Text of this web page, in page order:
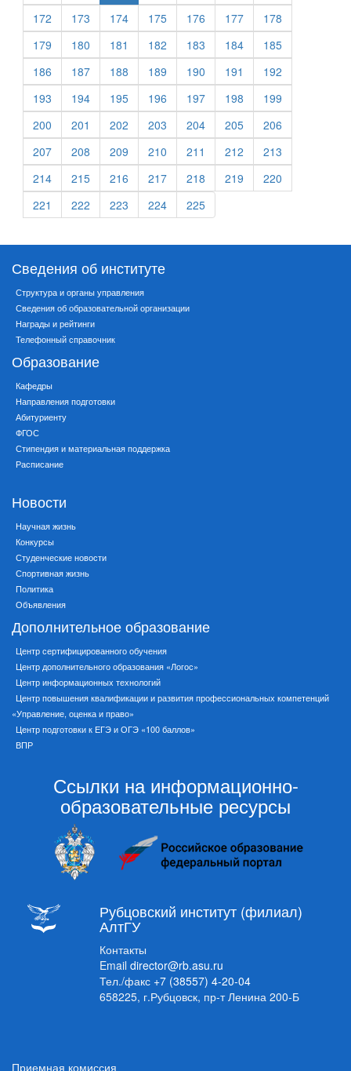
172
173 174 175 176 177
178
179
180 181 182 183 184
185
186
187 188 189 190 191
192
193
194 195 196 197 198
199
200
201 202 203 204 205
206
207
208 209 210 211 212
213
214
215 216 217 218 219
220
221
222 223 224 225
Сведения об институте
Структура и органы управления
Сведения об образовательной организации
Награды и рейтинги
Телефонный справочник
Образование
Кафедры
Направления подготовки
Абитуриенту
ФГОС
Стипендия и материальная поддержка
Расписание
Новости
Научная жизнь
Конкурсы
Студенческие новости
Спортивная жизнь
Политика
Объявления
Дополнительное образование
Центр сертифицированного обучения
Центр дополнительного образования «Логос»
Центр информационных технологий
Центр повышения квалификации и развития профессиональных компетенций
«Управление, оценка и право»
Центр подготовки к ЕГЭ и ОГЭ «100 баллов»
ВПР
Ссылки на информационно-
образовательные ресурсы
Рубцовский институт (филиал)
АлтГУ
Контакты
Email director@rb.asu.ru
Тел./факс +7 (38557) 4-20-04
658225, г.Рубцовск, пр-т Ленина 200-Б
Приемная комиссия